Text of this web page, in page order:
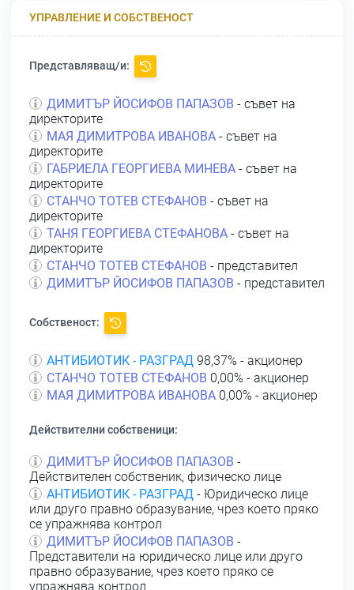
УПРАВЛЕНИЕ И СОБСТВЕНОСТ
Представляващ/и:
ДИМИТЪР ЙОСИФОВ ПАПАЗОВ - съвет на
директорите
МАЯ ДИМИТРОВА ИВАНОВА - съвет на
директорите
ГАБРИЕЛА ГЕОРГИЕВА МИНЕВА - съвет на
директорите
СТАНЧО ТОТЕВ СТЕФАНОВ - съвет на
директорите
ТАНЯ ГЕОРГИЕВА СТЕФАНОВА - съвет на
директорите
СТАНЧО ТОТЕВ СТЕФАНОВ - представител
ДИМИТЪР ЙОСИФОВ ПАПАЗОВ - представител
Собственост:
АНТИБИОТИК - РАЗГРАД 98,37% - акционер
СТАНЧО ТОТЕВ СТЕФАНОВ 0,00% - акционер
МАЯ ДИМИТРОВА ИВАНОВА 0,00% - акционер
Действителни собственици:
ДИМИТЪР ЙОСИФОВ ПАПАЗОВ -
Действителен собственик, физическо лице
АНТИБИОТИК - РАЗГРАД - Юридическо лице
или друго правно образувание, чрез което пряко
се упражнява контрол
ДИМИТЪР ЙОСИФОВ ПАПАЗОВ -
Представители на юридическо лице или друго
правно образувание, чрез което пряко се
упражнява контрол